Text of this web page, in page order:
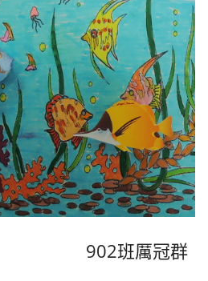
902班厲冠群